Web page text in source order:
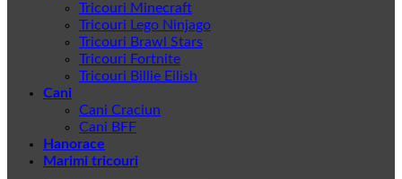
Tricouri Minecraft
Tricouri Lego Ninjago
Tricouri Brawl Stars
Tricouri Fortnite
Tricouri Billie Eilish
Cani
Cani Craciun
Cani BFF
Hanorace
Marimi tricouri